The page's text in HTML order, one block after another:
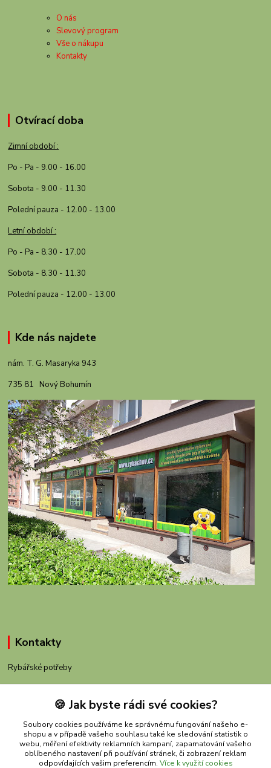
O nás
Slevový program
Vše o nákupu
Kontakty
Otvírací doba
Zimní období :
Po - Pa - 9.00 - 16.00
Sobota - 9.00 - 11.30
Polední pauza - 12.00 - 13.00
Letní období :
Po - Pa - 8.30 - 17.00
Sobota - 8.30 - 11.30
Polední pauza - 12.00 - 13.00
Kde nás najdete
nám. T. G. Masaryka 943
735 81 Nový Bohumín
Kontakty
Rybářské potřeby
+420 605 983 110
obchod@rybachov.cz
🍪 Jak byste rádi své cookies?
Soubory cookies používáme ke správnému fungování našeho e-
shopu a v případě vašeho souhlasu také ke sledování statistik o
webu, měření efektivity reklamních kampaní, zapamatování vašeho
oblíbeného nastavení při používání stránek, či zobrazení reklam
odpovídajících vašim preferencím. Více k využití cookies